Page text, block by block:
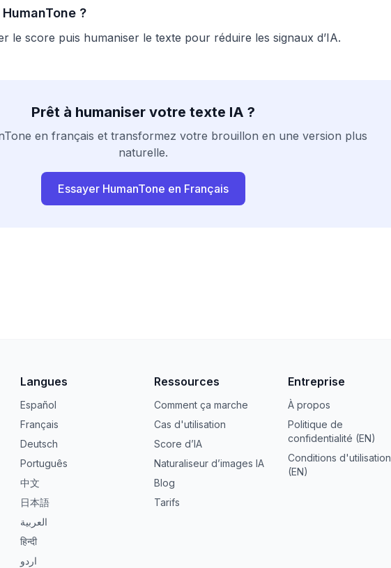
?
le score puis humaniser le texte pour réduire les signaux d’IA.
Prêt à humaniser votre texte IA ?
en français et transformez votre brouillon en une version plus
naturelle.
Essayer HumanTone en Français
Langues
Español
Français
Deutsch
Português
中文
日本語
العربية
हिन्दी
اردو
Ressources
Comment ça marche
Cas d'utilisation
Score d’IA
Naturaliseur d’images IA
Blog
Tarifs
Entreprise
À propos
Politique de
confidentialité (EN)
Conditions d'utilisation
(EN)